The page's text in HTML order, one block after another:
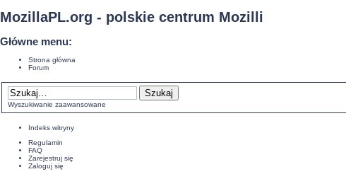
MozillaPL.org - polskie centrum Mozilli
Główne menu:
Strona główna
Forum
Wyszukiwanie zaawansowane
Indeks witryny
Regulamin
FAQ
Zarejestruj się
Zaloguj się